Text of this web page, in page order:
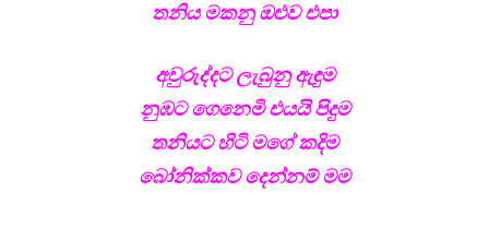
තනිය මකනු ඔළුව එපා
අවුරුද්දට ලැබුනු ඇඳුම
නුඹට ගෙනෙමි එයයි පිදුම
තනියට හිටි මගේ කදිම
බෝනික්කව දෙන්නම් මම